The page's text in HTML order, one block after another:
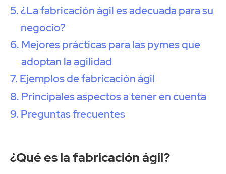
¿La fabricación ágil es adecuada para su
negocio?
Mejores prácticas para las pymes que
adoptan la agilidad
Ejemplos de fabricación ágil
Principales aspectos a tener en cuenta
Preguntas frecuentes
¿Qué es la fabricación ágil?